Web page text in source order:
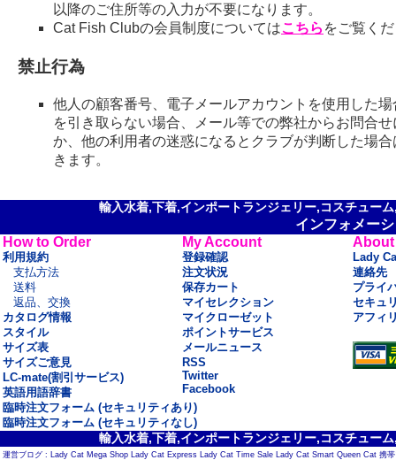
以降のご住所等の入力が不要になります。
Cat Fish Clubの会員制度についてはこちら をご覧く
禁止行為
他人の顧客番号、電子メールアカウントを使用した
を引き取らない場合、メール等での弊社からお問合
か、他の利用者の迷惑になるとクラブが判断した場
きます。
輸入水着,下着,インポートランジェリー,コスチュー
インフォメー
How to Order
利用規約
支払方法
送料
返品、交換
カタログ情報
スタイル
サイズ表
サイズご意見
LC-mate(割引サービス)
英語用語辞書
My Account
登録確認
注文状況
保存カート
マイセレクション
マイクローゼット
ポイントサービス
メールニュース
RSS
Twitter
Facebook
About
Lady
連絡先
プライ
セキュ
アフィ
臨時注文フォーム (セキュリティあり)
臨時注文フォーム (セキュリティなし)
輸入水着,下着,インポートランジェリー,コスチュー
運営ブログ : Lady Cat Mega Shop Lady Cat Express Lady Cat Time Sale Lady Cat Smart Queen Cat 携